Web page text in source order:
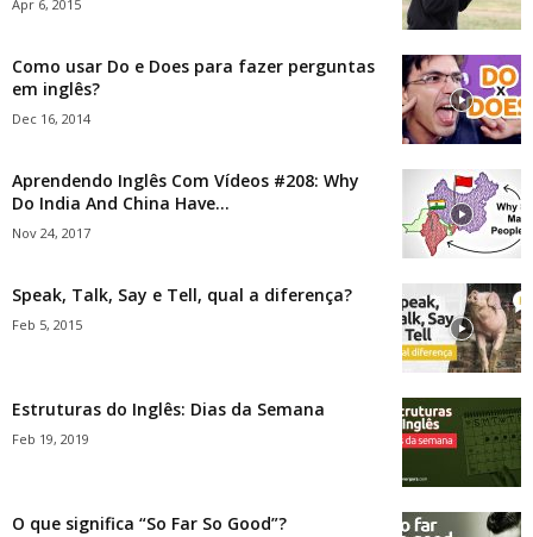
Apr 6, 2015
Como usar Do e Does para fazer perguntas
em inglês?
Dec 16, 2014
Aprendendo Inglês Com Vídeos #208: Why
Do India And China Have...
Nov 24, 2017
Speak, Talk, Say e Tell, qual a diferença?
Feb 5, 2015
Estruturas do Inglês: Dias da Semana
Feb 19, 2019
O que significa “So Far So Good”?